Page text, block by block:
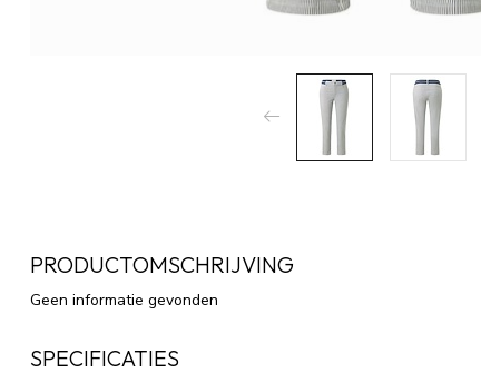
PRODUCTOMSCHRIJVING
Geen informatie gevonden
SPECIFICATIES